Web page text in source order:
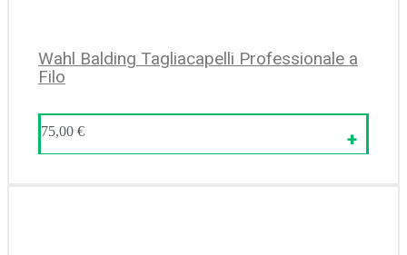
Wahl Balding Tagliacapelli Professionale a
Filo
75,00 €